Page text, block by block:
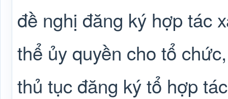
đề nghị đăng ký hợp tác
thể ủy quyền cho tổ
thủ tục đăng ký tổ hợp